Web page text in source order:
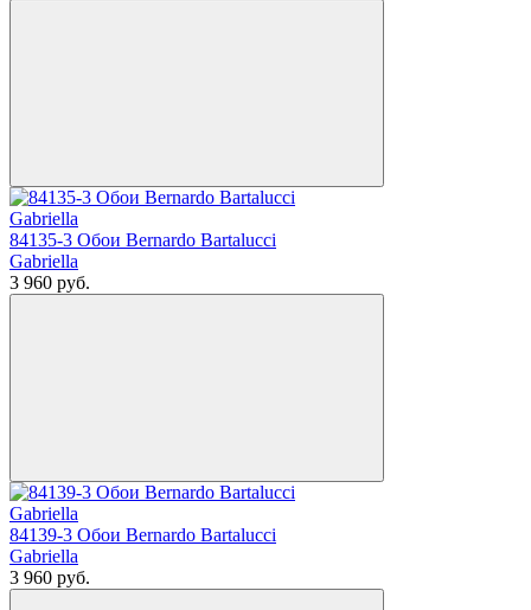
84135-3 Обои Bernardo Bartalucci
Gabriella
3 960 руб.
84139-3 Обои Bernardo Bartalucci
Gabriella
3 960 руб.